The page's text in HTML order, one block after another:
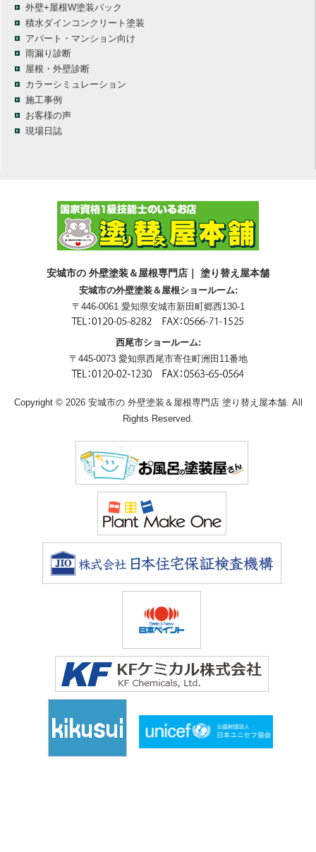
外壁+屋根W塗装パック
積水ダインコンクリート塗装
アパート・マンション向け
雨漏り診断
屋根・外壁診断
カラーシミュレーション
施工事例
お客様の声
現場日誌
安城市の 外壁塗装＆屋根専門店｜ 塗り替え屋本舗
安城市の外壁塗装＆屋根ショールーム:
〒446-0061 愛知県安城市新田町郷西130-1
西尾市ショールーム:
〒445-0073 愛知県西尾市寄住町洲田11番地
Copyright © 2026 安城市の 外壁塗装＆屋根専門店 塗り替え屋本舗. All
Rights Reserved.